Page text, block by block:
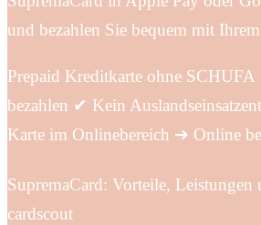
und bezahlen Sie bequem mit
Prepaid Kreditkarte ohne
bezahlen ✔ Kein
Karte im Onlinebereich ➔ Online
SupremaCard: Vorteile, Leistungen
cardscout